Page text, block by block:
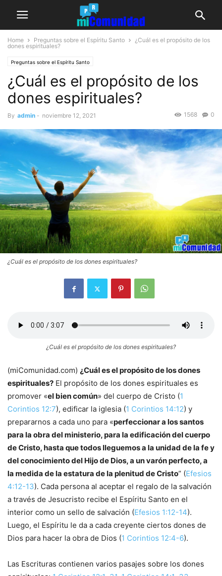
Home Preguntas sobre el Espíritu Santo
¿Cuál es el propósito de los
dones espirituales?
Preguntas sobre el Espíritu Santo
¿Cuál es el propósito de los
dones espirituales?
By admin - noviembre 12, 2021 0
1568
¿Cuál es el propósito de los dones espirituales?
¿Cuál es el propósito de los dones espirituales?
(miComunidad.com) ¿Cuál es el propósito de los dones
espirituales? El propósito de los dones espirituales es
promover «el bien común» del cuerpo de Cristo (1
Corintios 12:7), edificar la iglesia (1 Corintios 14:12) y
prepararnos a cada uno para «perfeccionar a los santos
para la obra del ministerio, para la edificación del cuerpo
de Cristo, hasta que todos lleguemos a la unidad de la fe y
del conocimiento del Hijo de Dios, a un varón perfecto, a
la medida de la estatura de la plenitud de Cristo” (Efesios
4:12-13). Cada persona al aceptar el regalo de la salvación
a través de Jesucristo recibe el Espíritu Santo en el
interior como un sello de salvación (Efesios 1:12-14).
Luego, el Espíritu le da a cada creyente ciertos dones de
Dios para hacer la obra de Dios (1 Corintios 12:4-6).
Las Escrituras contienen varios pasajes sobre los dones